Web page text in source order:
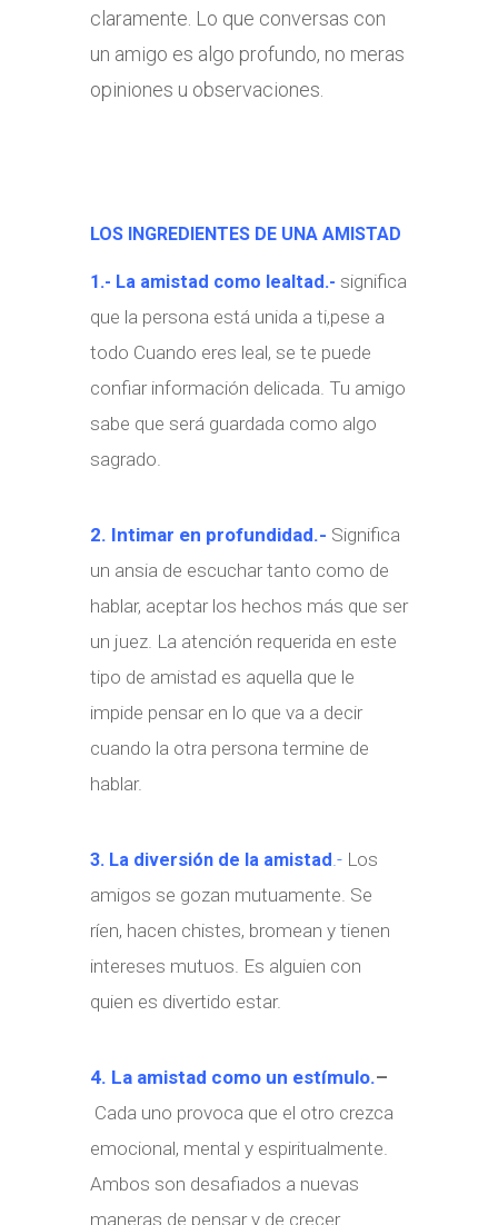
claramente. Lo que conversas con
un amigo es algo profundo, no meras
opiniones u observaciones.
LOS INGREDIENTES DE UNA AMISTAD
1.- La amistad como lealtad.- significa
que la persona está unida a ti,pese a
todo Cuando eres leal, se te puede
confiar información delicada. Tu amigo
sabe que será guardada como algo
sagrado.
2. Intimar en profundidad.- Significa
un ansia de escuchar tanto como de
hablar, aceptar los hechos más que ser
un juez. La atención requerida en este
tipo de amistad es aquella que le
impide pensar en lo que va a decir
cuando la otra persona termine de
hablar.
3. La diversión de la amistad.-Los
amigos se gozan mutuamente. Se
ríen, hacen chistes, bromean y tienen
intereses mutuos. Es alguien con
quien es divertido estar.
4. La amistad como un estímulo.–
Cada uno provoca que el otro crezca
emocional, mental y espiritualmente.
Ambos son desafiados a nuevas
maneras de pensar y de crecer.